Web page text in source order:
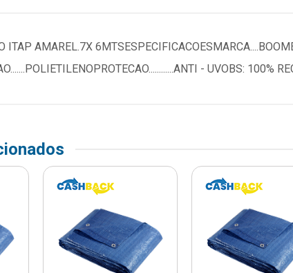
ITAP AMAREL.7X
- UVOBS: 100%